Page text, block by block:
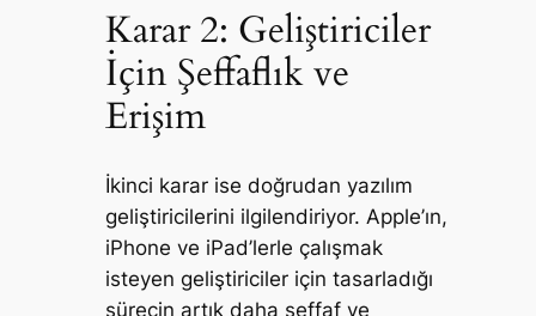
Karar 2: Geliştiriciler
İçin Şeffaflık ve
Erişim
İkinci karar ise doğrudan yazılım
geliştiricilerini ilgilendiriyor. Apple’ın,
iPhone ve iPad’lerle çalışmak
isteyen geliştiriciler için tasarladığı
sürecin artık daha şeffaf ve